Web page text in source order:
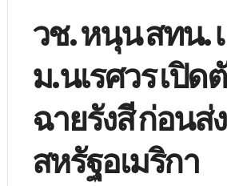
วช. หนุน สทน.
ม.นเรศวร เปิด
ฉายรังสี ก่อนส่
สหรัฐอเมริกา